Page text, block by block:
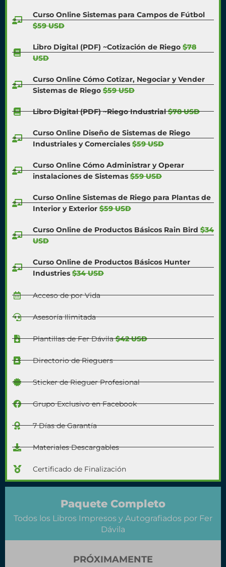
Curso Online Sistemas para Campos de Fútbol
$59 USD
Libro Digital (PDF) ~Cotización de Riego $78
USD
Curso Online Cómo Cotizar, Negociar y Vender
Sistemas de Riego $59 USD
Libro Digital (PDF) ~Riego Industrial$78 USD
Curso Online Diseño de Sistemas de Riego
Industriales y Comerciales $59 USD
Curso Online Cómo Administrar y Operar
instalaciones de Sistemas $59 USD
Curso Online Sistemas de Riego para Plantas de
Interior y Exterior $59 USD
Curso Online de Productos Básicos Rain Bird $34
USD
Curso Online de Productos Básicos Hunter
Industries $34 USD
Acceso de por Vida
Asesoría Ilimitada
Plantillas de Fer Dávila$42 USD
Directorio de Rieguers
Sticker de Rieguer Profesional
Grupo Exclusivo en Facebook
7 Días de Garantía
Materiales Descargables
Certificado de Finalización
Paquete Completo
Todos los Libros Impresos y Autografiados por Fer
Dávila
PRÓXIMAMENTE